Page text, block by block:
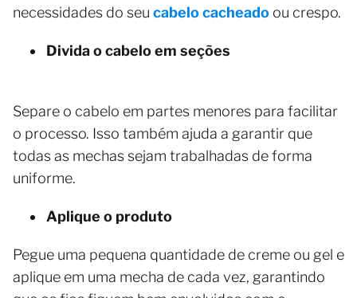
necessidades do seu cabelo cacheado ou crespo.
Divida o cabelo em seções
Separe o cabelo em partes menores para facilitar
o processo. Isso também ajuda a garantir que
todas as mechas sejam trabalhadas de forma
uniforme.
Aplique o produto
Pegue uma pequena quantidade de creme ou gel e
aplique em uma mecha de cada vez, garantindo